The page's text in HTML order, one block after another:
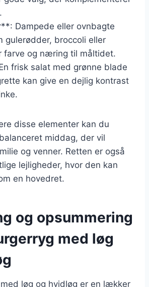
Dampede eller ovnbagte
gulerødder, broccoli eller
farve og næring til måltidet.
frisk salat med grønne blade
kan give en dejlig kontrast
disse elementer kan du
middag, der vil
og venner. Retten er også
lejligheder, hvor den kan
en hovedret.
og opsummering
med løg
løg og hvidløg er en lækker